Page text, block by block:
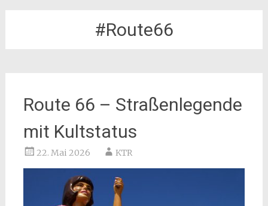
#Route66
Route 66 – Straßenlegende
mit Kultstatus
22. Mai 2026 KTR